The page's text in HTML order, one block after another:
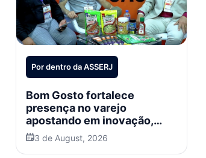
Por dentro da ASSERJ
Bom Gosto fortalece
presença no varejo
apostando em inovação,
trade marketing e expansão
internacional
3 de August, 2026